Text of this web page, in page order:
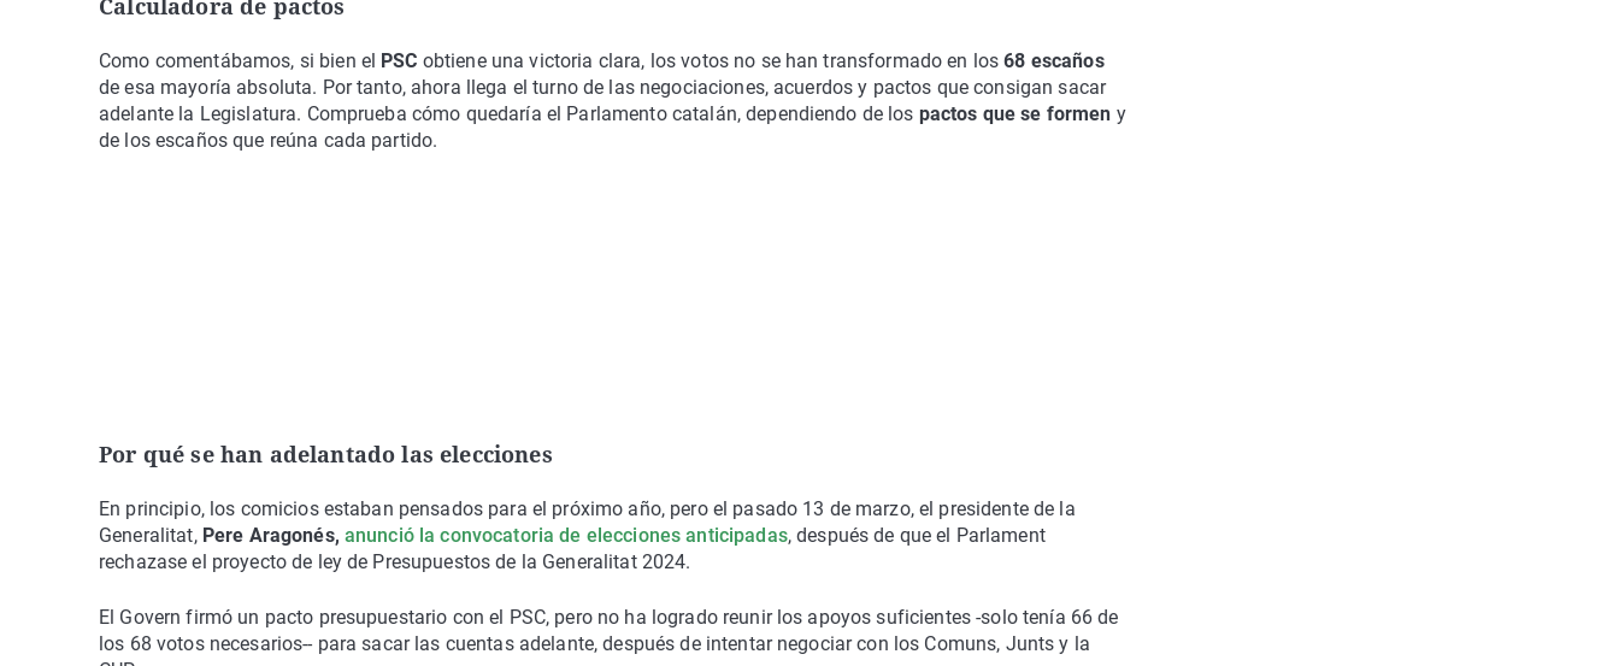
Calculadora de pactos
Como comentábamos, si bien el PSC obtiene una victoria clara, los votos no se han transformado en los68 escaños
de esa mayoría absoluta. Por tanto, ahora llega el turno de las negociaciones, acuerdos y pactos que consigan sacar
adelante la Legislatura. Comprueba cómo quedaría el Parlamento catalán, dependiendo de los pactos que se formen y
de los escaños que reúna cada partido.
Por qué se han adelantado las elecciones
En principio, los comicios estaban pensados para el próximo año, pero el pasado 13 de marzo, el presidente de la
Generalitat, Pere Aragonés, anunció la convocatoria de elecciones anticipadas, después de que el Parlament
rechazase el proyecto de ley de Presupuestos de la Generalitat 2024.
El Govern firmó un pacto presupuestario con el PSC, pero no ha logrado reunir los apoyos suficientes -solo tenía 66 de
los 68 votos necesarios-- para sacar las cuentas adelante, después de intentar negociar con los Comuns, Junts y la